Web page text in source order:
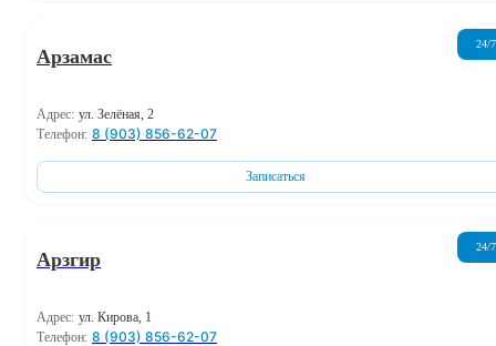
Арзамас
24/7
Адрес: ул. Зелёная, 2
Телефон: 8 (903) 856-62-07
Записаться
Арзгир
24/7
Адрес: ул. Кирова, 1
Телефон: 8 (903) 856-62-07